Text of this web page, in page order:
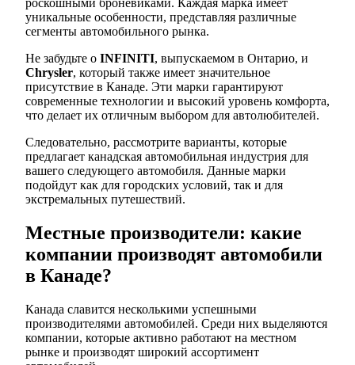
роскошными броневиками. Каждая марка имеет
уникальные особенности, представляя различные
сегменты автомобильного рынка.
Не забудьте о INFINITI, выпускаемом в Онтарио, и
Chrysler, который также имеет значительное
присутствие в Канаде. Эти марки гарантируют
современные технологии и высокий уровень комфорта,
что делает их отличным выбором для автолюбителей.
Следовательно, рассмотрите варианты, которые
предлагает канадская автомобильная индустрия для
вашего следующего автомобиля. Данные марки
подойдут как для городских условий, так и для
экстремальных путешествий.
Местные производители: какие
компании производят автомобили
в Канаде?
Канада славится несколькими успешными
производителями автомобилей. Среди них выделяются
компании, которые активно работают на местном
рынке и производят широкий ассортимент